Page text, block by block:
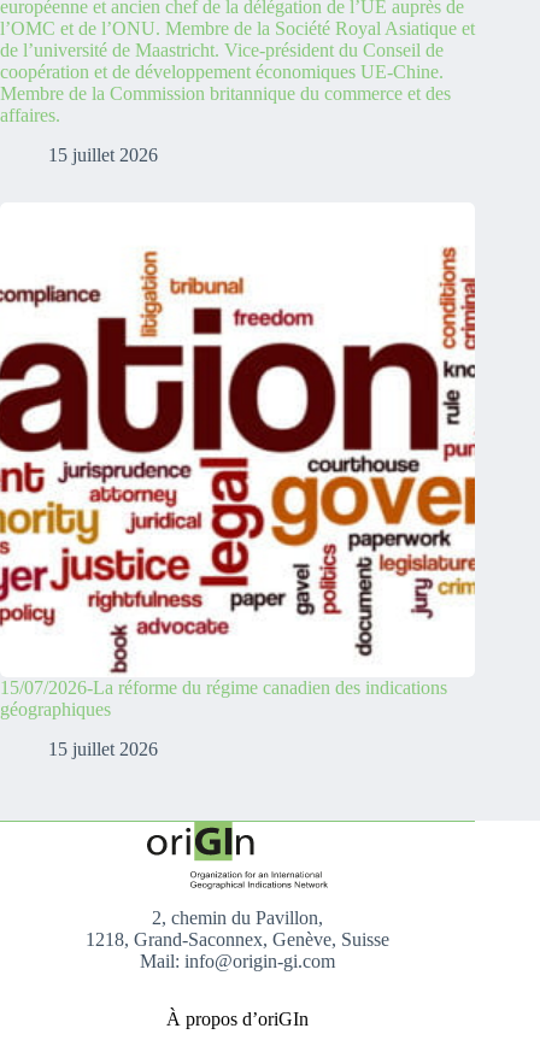
européenne et ancien chef de la délégation de l’UE auprès de
l’OMC et de l’ONU. Membre de la Société Royal Asiatique et
de l’université de Maastricht. Vice-président du Conseil de
coopération et de développement économiques UE-Chine.
Membre de la Commission britannique du commerce et des
affaires.
15 juillet 2026
15/07/2026-La réforme du régime canadien des indications
géographiques
15 juillet 2026
2, chemin du Pavillon,
1218, Grand-Saconnex, Genève, Suisse
Mail: info@origin-gi.com
À propos d’oriGIn